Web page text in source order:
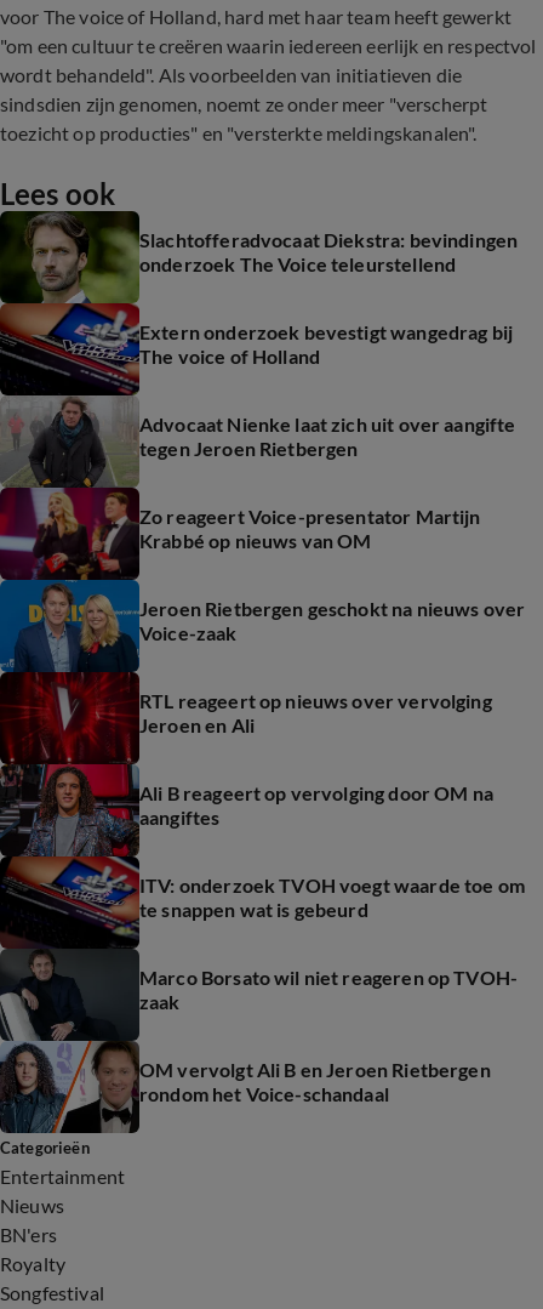
voor The voice of Holland, hard met haar team heeft gewerkt
"om een cultuur te creëren waarin iedereen eerlijk en respectvol
wordt behandeld". Als voorbeelden van initiatieven die
sindsdien zijn genomen, noemt ze onder meer "verscherpt
toezicht op producties" en "versterkte meldingskanalen".
Lees ook
Slachtofferadvocaat Diekstra: bevindingen
onderzoek The Voice teleurstellend
Extern onderzoek bevestigt wangedrag bij
The voice of Holland
Advocaat Nienke laat zich uit over aangifte
tegen Jeroen Rietbergen
Zo reageert Voice-presentator Martijn
Krabbé op nieuws van OM
Jeroen Rietbergen geschokt na nieuws over
Voice-zaak
RTL reageert op nieuws over vervolging
Jeroen en Ali
Ali B reageert op vervolging door OM na
aangiftes
ITV: onderzoek TVOH voegt waarde toe om
te snappen wat is gebeurd
Marco Borsato wil niet reageren op TVOH-
zaak
OM vervolgt Ali B en Jeroen Rietbergen
rondom het Voice-schandaal
Categorieën
Entertainment
Nieuws
BN'ers
Royalty
Songfestival